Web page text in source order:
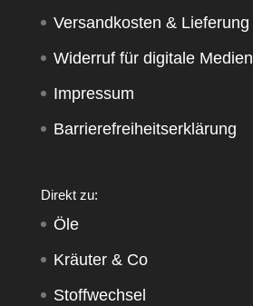
Versandkosten & Lieferung
Widerruf für digitale Medien
Impressum
Barrierefreiheitserklärung
Direkt zu:
Öle
Kräuter & Co
Stoffwechsel